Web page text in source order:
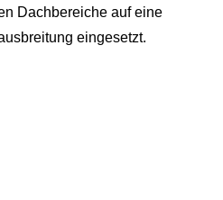
Dachbereiche auf eine
eingesetzt.